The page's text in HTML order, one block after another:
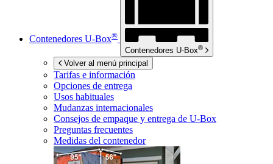
Contenedores U-Box®
Contenedores U-Box®
Volver al menú principal
Tarifas e información
Opciones de entrega
Usos habituales
Mudanzas internacionales
Consejos de empaque y entrega de U-Box
Preguntas frecuentes
Medidas del contenedor